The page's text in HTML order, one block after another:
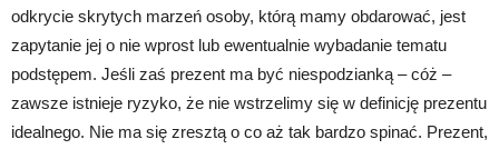
odkrycie skrytych marzeń osoby, którą mamy obdarować, jest
zapytanie jej o nie wprost lub ewentualnie wybadanie tematu
podstępem. Jeśli zaś prezent ma być niespodzianką – cóż –
zawsze istnieje ryzyko, że nie wstrzelimy się w definicję prezentu
idealnego. Nie ma się zresztą o co aż tak bardzo spinać. Prezent,